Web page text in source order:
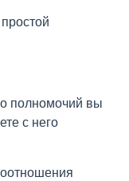
полномочий вы
с него